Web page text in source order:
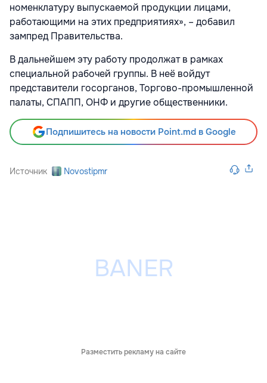
номенклатуру выпускаемой продукции лицами,
работающими на этих предприятиях», – добавил
зампред Правительства.
В дальнейшем эту работу продолжат в рамках
специальной рабочей группы. В неё войдут
представители госорганов, Торгово-промышленной
палаты, СПАПП, ОНФ и другие общественники.
Подпишитесь на новости Point.md в Google
Источник Novostipmr
Разместить рекламу на сайте